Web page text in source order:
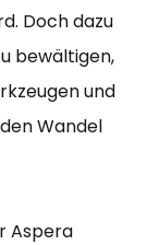
Doch dazu
bewältigen,
und
Wandel
Aspera